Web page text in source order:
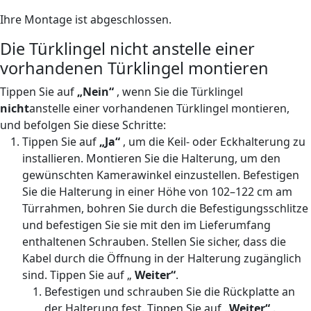
Ihre Montage ist abgeschlossen.
Die Türklingel nicht anstelle einer
vorhandenen Türklingel montieren
Tippen Sie auf „Nein“ , wenn Sie die Türklingel
nichtanstelle einer vorhandenen Türklingel montieren,
und befolgen Sie diese Schritte:
Tippen Sie auf „Ja“ , um die Keil- oder Eckhalterung zu
installieren. Montieren Sie die Halterung, um den
gewünschten Kamerawinkel einzustellen. Befestigen
Sie die Halterung in einer Höhe von 102–122 cm am
Türrahmen, bohren Sie durch die Befestigungsschlitze
und befestigen Sie sie mit den im Lieferumfang
enthaltenen Schrauben. Stellen Sie sicher, dass die
Kabel durch die Öffnung in der Halterung zugänglich
sind. Tippen Sie auf „ Weiter“.
Befestigen und schrauben Sie die Rückplatte an